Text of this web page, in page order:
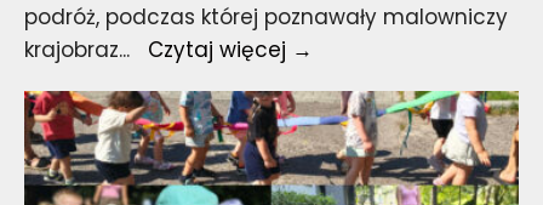
podróż, podczas której poznawały malowniczy
krajobraz... Czytaj więcej →
góry.